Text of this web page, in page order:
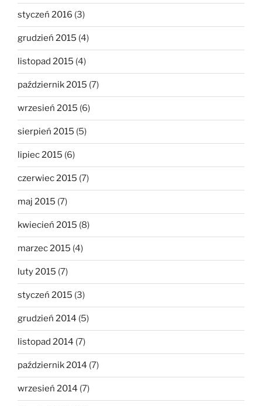
styczeń 2016 (3)
grudzień 2015 (4)
listopad 2015 (4)
październik 2015 (7)
wrzesień 2015 (6)
sierpień 2015 (5)
lipiec 2015 (6)
czerwiec 2015 (7)
maj 2015 (7)
kwiecień 2015 (8)
marzec 2015 (4)
luty 2015 (7)
styczeń 2015 (3)
grudzień 2014 (5)
listopad 2014 (7)
październik 2014 (7)
wrzesień 2014 (7)